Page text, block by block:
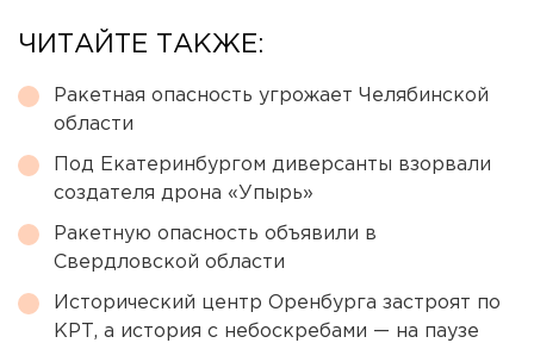
ЧИТАЙТЕ ТАКЖЕ:
Ракетная опасность угрожает Челябинской
области
Под Екатеринбургом диверсанты взорвали
создателя дрона «Упырь»
Ракетную опасность объявили в
Свердловской области
Исторический центр Оренбурга застроят по
КРТ, а история с небоскребами — на паузе